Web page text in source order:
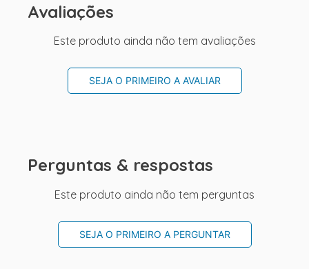
Avaliações
Este produto ainda não tem avaliações
SEJA O PRIMEIRO A AVALIAR
Perguntas & respostas
Este produto ainda não tem perguntas
SEJA O PRIMEIRO A PERGUNTAR